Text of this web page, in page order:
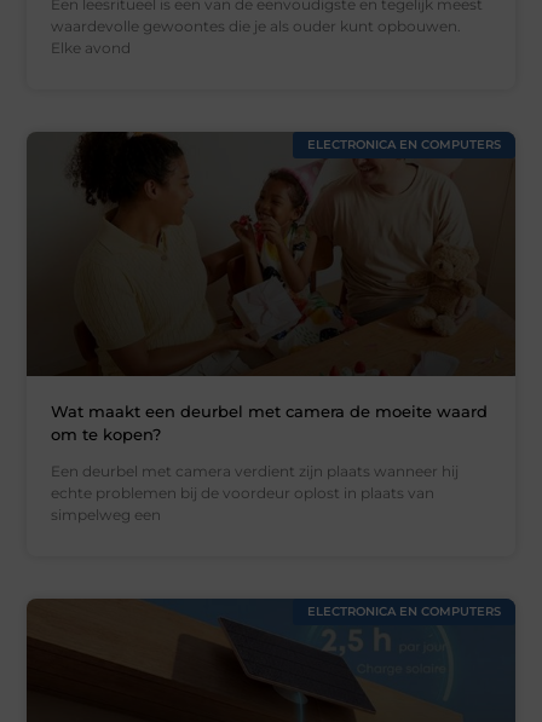
Een leesritueel is een van de eenvoudigste en tegelijk meest
waardevolle gewoontes die je als ouder kunt opbouwen.
Elke avond
ELECTRONICA EN COMPUTERS
Wat maakt een deurbel met camera de moeite waard
om te kopen?
Een deurbel met camera verdient zijn plaats wanneer hij
echte problemen bij de voordeur oplost in plaats van
simpelweg een
ELECTRONICA EN COMPUTERS